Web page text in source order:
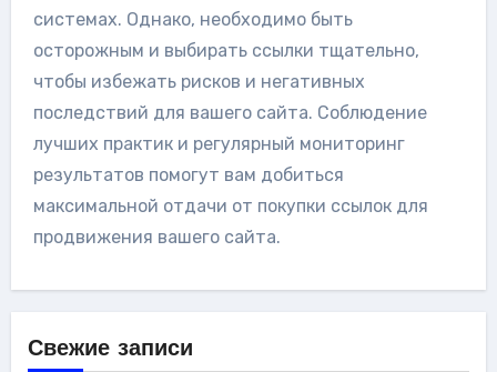
системах. Однако, необходимо быть
осторожным и выбирать ссылки тщательно,
чтобы избежать рисков и негативных
последствий для вашего сайта. Соблюдение
лучших практик и регулярный мониторинг
результатов помогут вам добиться
максимальной отдачи от покупки ссылок для
продвижения вашего сайта.
Свежие записи